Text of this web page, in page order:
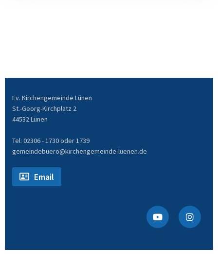
Ev. Kirchengemeinde Lünen
St.-Georg-Kirchplatz 2
44532 Lünen
Tel: 02306 - 1730 oder 1739
gemeindebuero@kirchengemeinde-luenen.de
Email